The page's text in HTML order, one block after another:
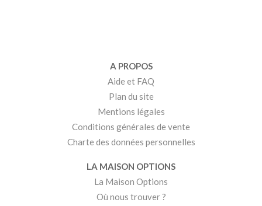
A PROPOS
Aide et FAQ
Plan du site
Mentions légales
Conditions générales de vente
Charte des données personnelles
LA MAISON OPTIONS
La Maison Options
Où nous trouver ?